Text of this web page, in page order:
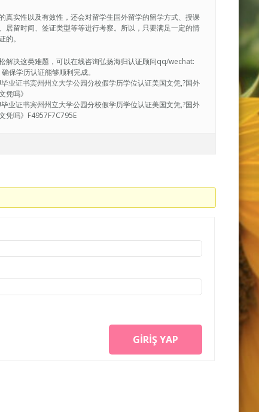
实性以及有效性，还会对留学生国外留学的留学方式、授课
留时间、签证类型等等进行考察。所以，只要满足一定的情
。
解决这类难题，可以在线咨询弘扬海归认证顾问qq/wechat:
保学历认证能够顺利完成。
业证书宾州州立大学公园分校假学历学位认证美国文凭,?国外
凭吗》
业证书宾州州立大学公园分校假学历学位认证美国文凭,?国外
凭吗》F4957F7C795E
GIRIŞ YAP